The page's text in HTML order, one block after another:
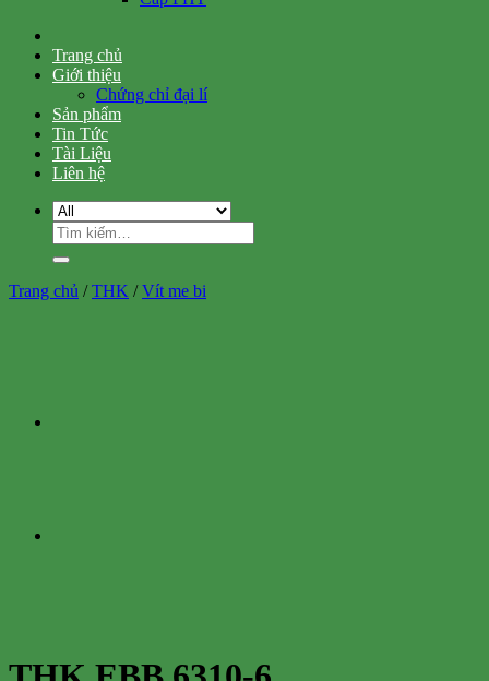
Trang chủ
Giới thiệu
Chứng chỉ đại lí
Sản phẩm
Tin Tức
Tài Liệu
Liên hệ
Tìm
kiếm:
Trang chủ / THK / Vít me bi